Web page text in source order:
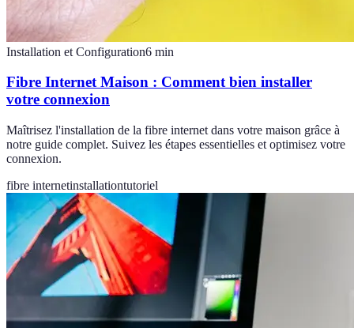
Installation et Configuration6 min
Fibre Internet Maison : Comment bien installer
votre connexion
Maîtrisez l'installation de la fibre internet dans votre maison grâce à
notre guide complet. Suivez les étapes essentielles et optimisez votre
connexion.
fibre internetinstallationtutoriel